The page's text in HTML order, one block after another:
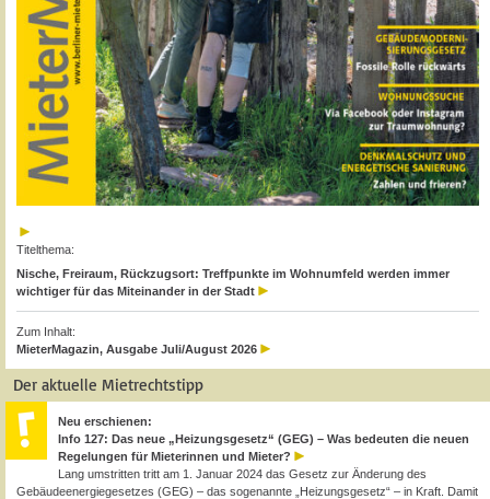
Titelthema:
Nische, Freiraum, Rückzugsort: Treffpunkte im Wohnumfeld werden immer
wichtiger für das Miteinander in der Stadt
Zum Inhalt:
MieterMagazin, Ausgabe Juli/August 2026
Der aktuelle Mietrechtstipp
Neu erschienen:
Info 127: Das neue „Heizungsgesetz“ (GEG) – Was bedeuten die neuen
Regelungen für Mieterinnen und Mieter?
Lang umstritten tritt am 1. Januar 2024 das Gesetz zur Änderung des
Gebäudeenergiegesetzes (GEG) – das sogenannte „Heizungsgesetz“ – in Kraft. Damit